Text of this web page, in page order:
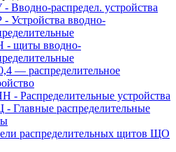
Вводно-распредел. устройства
Устройства вводно-
- щиты вводно-
— распределительное
- Распределительные устройства
Главные распределительные
распределительных щитов ЩО